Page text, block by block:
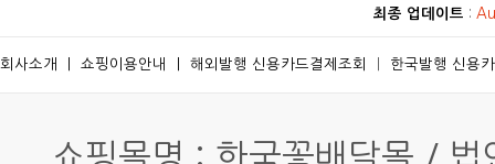
최종 업데이트 :
회사소개 쇼핑이용안내 해외발행 신용카드결제조회 한국발행 신용